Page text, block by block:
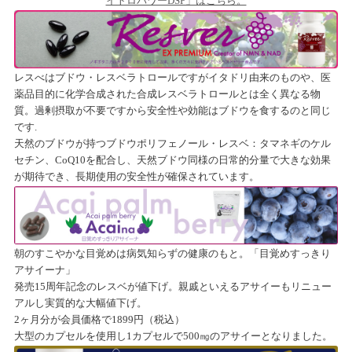
レスべはブドウ・レスベラトロールですがイタドリ由来のものや、医
薬品目的に化学合成された合成レスベラトロールとは全く異なる物
質。過剰摂取が不要ですから安全性や効能はブドウを食するのと同じ
です.
天然のブドウが持つブドウポリフェノール・レスベ：タマネギのケル
セチン、CoQ10を配合し、天然ブドウ同様の日常的分量で大きな効果
が期待でき、長期使用の安全性が確保されています。
朝のすこやかな目覚めは病気知らずの健康のもと。「目覚めすっきり
アサイーナ」
発売15周年記念のレスベが値下げ。親戚といえるアサイーもリニュー
アルし実質的な大幅値下げ。
2ヶ月分が会員価格で1899円（税込）
大型のカプセルを使用し1カプセルで500㎎のアサイーとなりました。